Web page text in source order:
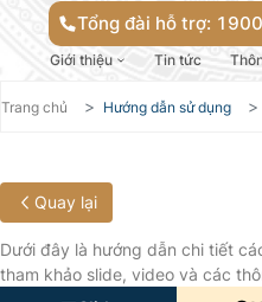
Tổng đài hỗ trợ:
Giới thiệu Tin tức
Bên mời thầu
Trang chủ Hướng dẫn sử dụng
Quay lại
Dưới đây là hướng dẫn chi tiết
tham khảo slide, video và các